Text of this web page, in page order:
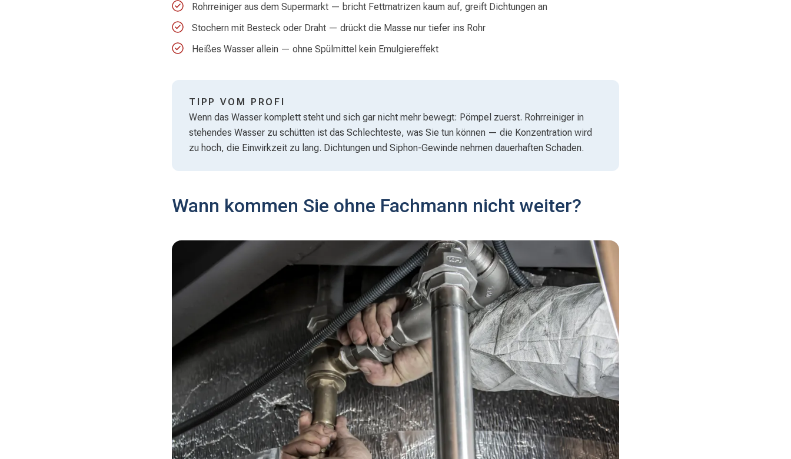
Rohrreiniger aus dem Supermarkt — bricht Fettmatrizen kaum auf, greift Dichtungen an
Stochern mit Besteck oder Draht — drückt die Masse nur tiefer ins Rohr
Heißes Wasser allein — ohne Spülmittel kein Emulgiereffekt
TIPP VOM PROFI
Wenn das Wasser komplett steht und sich gar nicht mehr bewegt: Pömpel zuerst. Rohrreiniger in
stehendes Wasser zu schütten ist das Schlechteste, was Sie tun können — die Konzentration wird
zu hoch, die Einwirkzeit zu lang. Dichtungen und Siphon-Gewinde nehmen dauerhaften Schaden.
Wann kommen Sie ohne Fachmann nicht weiter?